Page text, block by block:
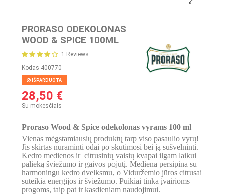
PRORASO ODEKOLONAS
WOOD & SPICE 100ML
1 Reviews
Kodas 400770
IŠPARDUOTA
28,50 €
Su mokesčiais
Proraso Wood & Spice odekolonas vyrams 100 ml
Vienas mėgstamiausių produktų tarp viso pasaulio vyrų!
Jis skirtas nuraminti odai po skutimosi bei ją sušvelninti.
Kedro medienos ir citrusinių vaisių kvapai ilgam laikui
palieką šviežumo ir gaivos pojūtį. Mediena persipina su
harmoningu kedro dvelksmu, o Viduržemio jūros citrusai
suteikia energijos ir šviežumo. Puikiai tinka įvairioms
progoms, taip pat ir kasdieniam naudojimui.